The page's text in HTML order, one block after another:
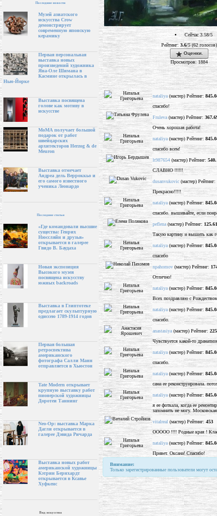
Последние новости
Музей азиатского
искусства Crow
демонстрирует
современную японскую
керамику
Первая персональная
выставка новых
произведений художника
Яна-Оле Шимана в
Касмине открылась в
Нью-Йорке
Выставка посвящена
голове как мотиву в
искусстве
МоМА получает большой
подарок от работ
швейцарских
архитекторов Herzog & de
Meuron
Выставка отмечает
Андреа дель Верроккьо и
его самого известного
ученика Леонардо
Последние статьи
«Где командовали высшие
существа: Генрих
Нюссляйн и друзья»
открывается в галерее
Гвидо В. Баудаха
Новая экспозиция
Высокого музея
посвящена искусству
южных backroads
Выставка в Глиптотеке
предлагает скульптурную
одиссею 1789-1914 годов
Первая большая
ретроспектива
американского
фотографа Салли Манн
отправляется в Хьюстон
Tate Modern открывает
крупную выставку работ
пионерской художницы
Доротеи Таннинг
Neo-Op: выставка Марка
Дагли открывается в
галерее Дэвида Ричарда
Выставка новых работ
американской художницы
Кэтрин Бернхардт
открывается в Ксавье
Хуфкенс
Вид искусства
Сейчас 3.58/5
Рейтинг: 3.6/5 (62 голосов)
Оценки.
Просмотров: 1884
nataliya (мастер) Рейтинг:
спасибо!
Fruleva (мастер) Рейтинг:
Очень хорошая работа!
nataliya (мастер) Рейтинг:
спасибо всем!
lt987654 (мастер) Рейтинг:
СЛАВНО !!!!!!
dusanvukovic (мастер) Рейтинг:
Прекрасно!!!!!
nataliya (мастер) Рейтинг:
спасибо. вышивайте, если
peflena (мастер) Рейтинг: 125.61
Такую картину и вышить как
nataliya (мастер) Рейтинг:
спасибо
npahomov (мастер) Рейтинг:
Отлично!
nataliya (мастер) Рейтинг:
Всех поздравляю с
nataliya (мастер) Рейтинг:
спасибо.
anastasiya (мастер) Рейтинг:
Чувствуется какой-то
nataliya (мастер) Рейтинг:
спасибо.
nataliya (мастер) Рейтинг:
сама ее реконструировала.
nataliya (мастер) Рейтинг:
я ее фоткала, когда ее
запомнить не могу.
vitalreal (мастер) Рейтинг: 453
ООООО !!!! Родные края !
nataliya (мастер) Рейтинг:
Привет. Оксана! Спасибо!
Внимание:
Только зарегистрированные пользователи могут